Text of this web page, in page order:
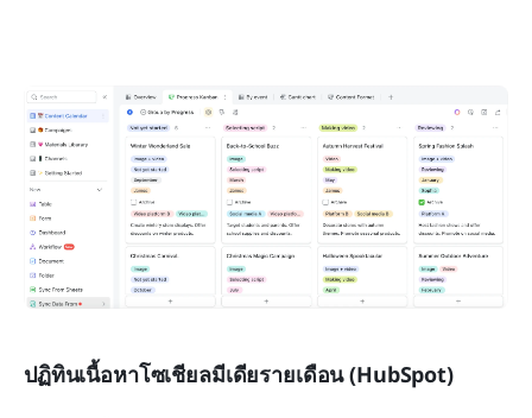
ปฏิทินเนื้อหาโซเชียลมีเดียรายเดือน (HubSpot)